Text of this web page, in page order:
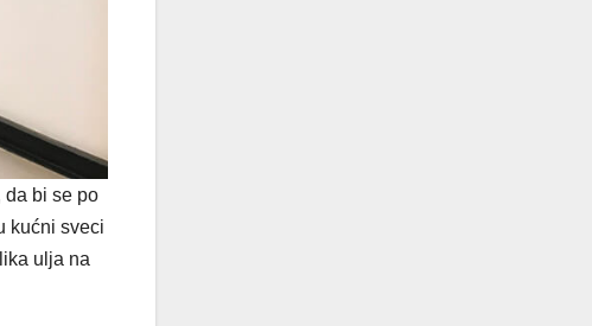
da bi se po
kućni sveci
ulјa na